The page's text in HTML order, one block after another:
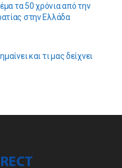
τα 50 χρόνια από την
στην Ελλάδα
και τι μας δείχνει